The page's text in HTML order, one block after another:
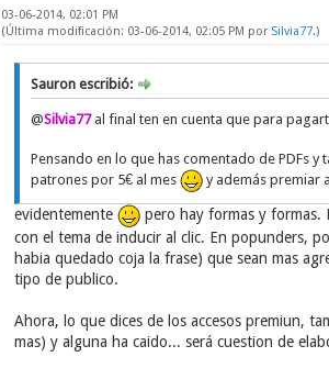
03-06-2014, 02:01 PM
(Última modificación: 03-06-2014, 02:05 PM por Silvia77.)
Sauron escribió:
@Silvia77al final ten en cuenta que para
Pensando en lo que has comentado de PDFs
patrones por 5€ al mes
y además premiar
evidentemente
pero hay formas y formas.
con el tema de inducir al clic. En popunders,
habia quedado coja la frase) que sean mas
tipo de publico.
Ahora, lo que dices de los accesos premiun,
mas) y alguna ha caido... será cuestion de